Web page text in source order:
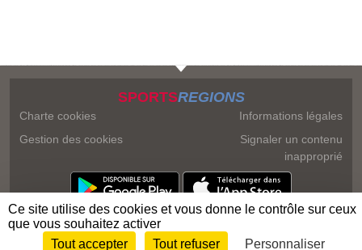
SPORTSREGIONS
Charte cookies
Gestion des cookies
Informations légales
Signaler un contenu
inapproprié
Envie de participer ? Connexion
Ce site utilise des cookies et vous donne le contrôle sur ceux
que vous souhaitez activer
Tout accepter
Tout refuser Personnaliser